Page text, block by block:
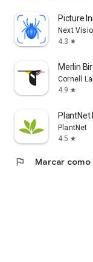
Picture
Next
4.3 star
Merlin
Cornell
4.9 star
PlantNet
4.5 star
flag Marcar